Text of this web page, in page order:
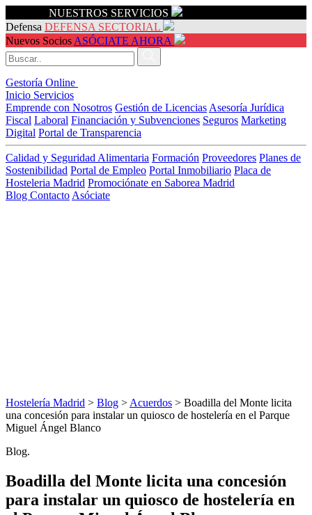
NUESTROS SERVICIOS
Defensa DEFENSA SECTORIAL
Nuevos Socios ASÓCIATE AHORA
Gestoría Online
Inicio Servicios
Emprende con Nosotros Gestión de Licencias Asesoría Jurídica
Fiscal Laboral Financiación y Subvenciones Seguros Marketing
Digital Portal de Transparencia
Calidad y Seguridad Alimentaria Formación Proveedores Planes de
Sostenibilidad Portal de Empleo Portal Inmobiliario Placa de
Hosteleria Madrid Promociónate en Saborea Madrid
Blog Contacto Asóciate
Hostelería Madrid > Blog > Acuerdos > Boadilla del Monte licita
una concesión para instalar un quiosco de hostelería en el Parque
Miguel Ángel Blanco
Blog.
Boadilla del Monte licita una concesión
para instalar un quiosco de hostelería en